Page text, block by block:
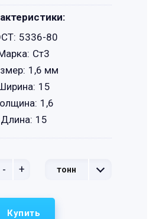
- + тонн
5336-80
Ст3
1,6 мм
15
1,6
Длина: 15
Купить